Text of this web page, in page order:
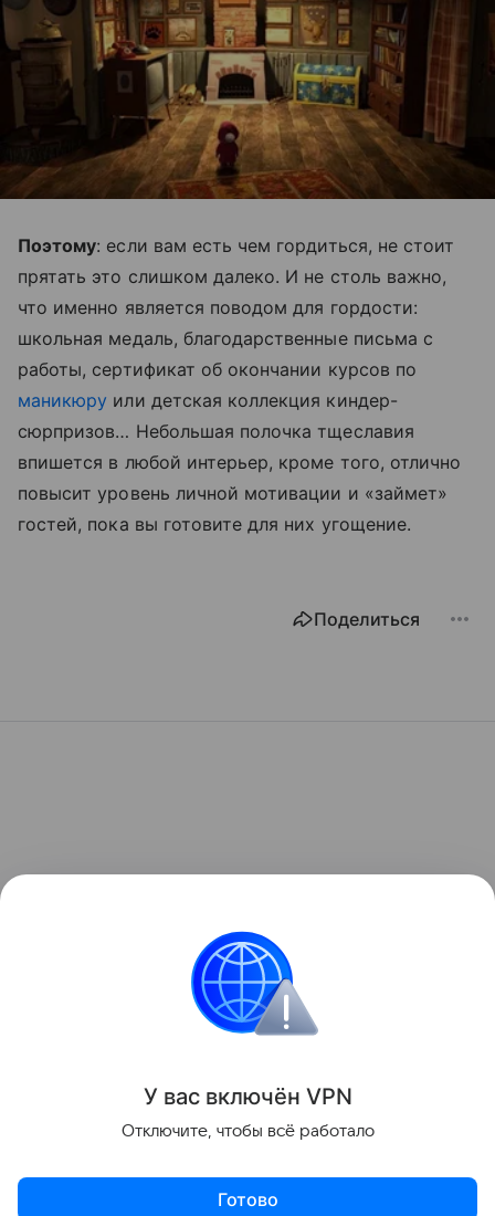
Поэтому: если вам есть чем гордиться, не стоит
прятать это слишком далеко. И не столь важно,
что именно является поводом для гордости:
школьная медаль, благодарственные письма с
работы, сертификат об окончании курсов по
маникюру или детская коллекция киндер-
сюрпризов… Небольшая полочка тщеславия
впишется в любой интерьер, кроме того, отлично
повысит уровень личной мотивации и «займет»
гостей, пока вы готовите для них угощение.
Поделиться
У вас включён VPN
Отключите, чтобы всё работало
Готово